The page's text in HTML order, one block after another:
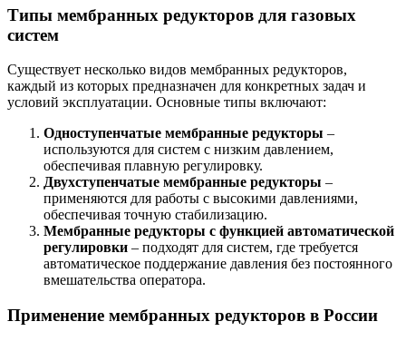
Типы мембранных редукторов для газовых
систем
Существует несколько видов мембранных редукторов,
каждый из которых предназначен для конкретных задач и
условий эксплуатации. Основные типы включают:
Одноступенчатые мембранные редукторы –
используются для систем с низким давлением,
обеспечивая плавную регулировку.
Двухступенчатые мембранные редукторы –
применяются для работы с высокими давлениями,
обеспечивая точную стабилизацию.
Мембранные редукторы с функцией автоматической
регулировки – подходят для систем, где требуется
автоматическое поддержание давления без постоянного
вмешательства оператора.
Применение мембранных редукторов в России